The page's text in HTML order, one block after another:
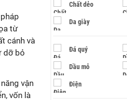
từ
cánh và
dỡ bỏ
vận
vốn là
Chất dẻo
Da giày
Đá quý
Dầu mỏ
Điện